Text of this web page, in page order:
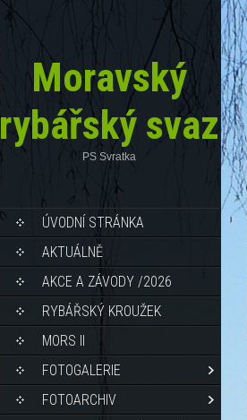
Moravský
rybářský svaz
PS Svratka
ÚVODNÍ STRÁNKA
AKTUÁLNĚ
AKCE A ZÁVODY /2026
RYBÁŘSKÝ KROUŽEK
MORS II
FOTOGALERIE
FOTOARCHIV